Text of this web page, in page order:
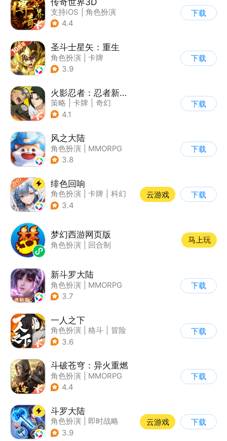
支持iOS
角色扮演
| ARPG
4.4
下载
圣斗士星矢：重生
角色扮演
卡牌
| 动漫改编
3.9
下载
火影忍者：忍者新世代
策略 卡牌
奇幻
| 火影
4.1
下载
风之大陆
角色扮演
MMORPG
| 异世界
3.8
下载
绯色回响
角色扮演 卡牌
科幻
| 美少女
3.4
云游戏 下载
梦幻西游网页版
角色扮演 回合制
马上玩
新斗罗大陆
角色扮演
MMORPG
| 奇幻
3.7
下载
一人之下
角色扮演 格斗
冒险
| 一人之下
3.6
下载
斗破苍穹：异火重燃
角色扮演
MMORPG
| 奇幻
4.4
下载
斗罗大陆
角色扮演
即时战略
| 小说改编
3.9
云游戏 下载